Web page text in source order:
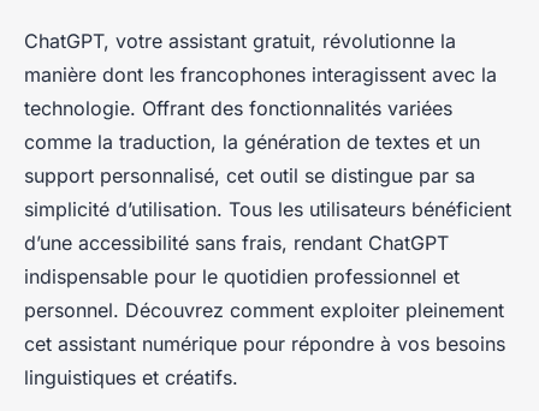
ChatGPT, votre assistant gratuit, révolutionne la
manière dont les francophones interagissent avec la
technologie. Offrant des fonctionnalités variées
comme la traduction, la génération de textes et un
support personnalisé, cet outil se distingue par sa
simplicité d’utilisation. Tous les utilisateurs bénéficient
d’une accessibilité sans frais, rendant ChatGPT
indispensable pour le quotidien professionnel et
personnel. Découvrez comment exploiter pleinement
cet assistant numérique pour répondre à vos besoins
linguistiques et créatifs.